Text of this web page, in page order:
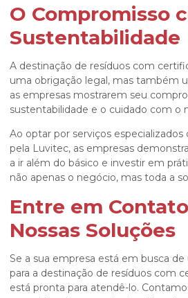
O Compromisso
Sustentabilidade
A destinação de resíduos com
uma obrigação legal, mas também
as empresas mostrarem seu
sustentabilidade e o cuidado com o
Ao optar por serviços
pela Luvitec, as empresas
a ir além do básico e investir em
não apenas o negócio, mas toda a
Entre em
Nossas Soluções
Se a sua empresa está em busca
para a destinação de resíduos com
está pronta para atendê-lo.